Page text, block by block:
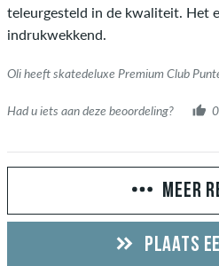
teleurgesteld in de kwaliteit. Het
indrukwekkend.
Oli heeft skatedeluxe Premium Club
Had u iets aan deze beoordeling? 0
MEER
PLAATS